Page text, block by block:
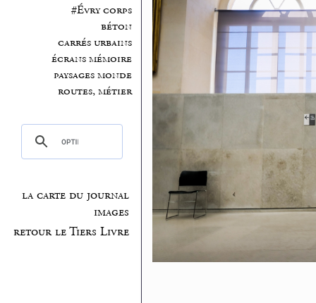
#Évry corps
béton
carrés urbains
écrans mémoire
paysages monde
routes, métier
la carte du journal
images
retour le Tiers Livre